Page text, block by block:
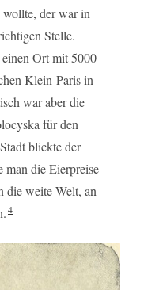
wollte, der war in
Stelle.
Ort mit 5000
Klein-Paris in
war aber die
für den
blickte der
man die Eierpreise
die weite Welt, an
4